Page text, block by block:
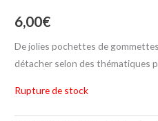
6,00€
De jolies pochettes de
détacher selon des thématiques
Rupture de stock